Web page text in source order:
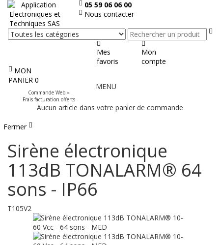
05 59 06 06 00
Nous contacter
Mes
favoris
Mon
compte
MON
PANIER 0
Commande Web =
Frais facturation offerts
le
MENU
Aucun article dans votre panier de commande
Fermer
Sirène électronique
113dB TONALARM® 64
sons - IP66
T105V2